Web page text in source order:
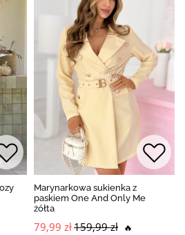
Marynarkowa sukienka z
paskiem One And Only Me
żółta
79,99 zł159,99 zł 🔥